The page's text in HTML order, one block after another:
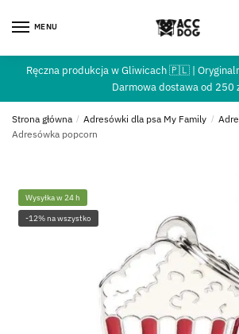
MENU
Ręczna produkcja w Gliwicach 🇵🇱 |
Darmowa dostawa od 250
Strona główna / Adresówki dla psa My Family /
Adresówka popcorn
Wysyłka w 24 h
-12% na wszystko